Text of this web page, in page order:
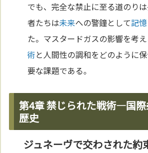
でも、完全な禁止に至る道のり
者たちは未来への警鐘として記憶
た。マスタードガスの影響を考
術と人間性の調和をどのように
要な課題である。
第4章 禁じられた戦術—国
歴史
ジュネーヴで交わされた約